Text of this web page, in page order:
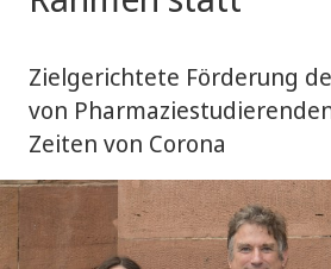
Zielgerichtete Förderung
von
Zeiten von Corona